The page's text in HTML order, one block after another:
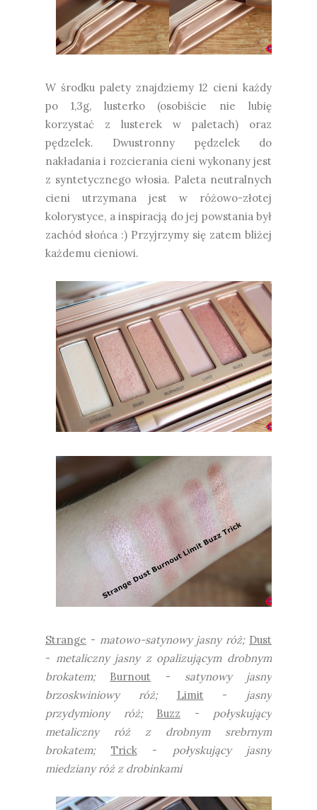
W środku palety znajdziemy 12 cieni każdy
po 1,3g, lusterko (osobiście nie lubię
korzystać z lusterek w paletach) oraz
pędzelek. Dwustronny pędzelek do
nakładania i rozcierania cieni wykonany jest
z syntetycznego włosia. Paleta neutralnych
cieni utrzymana jest w różowo-złotej
kolorystyce, a inspiracją do jej powstania był
zachód słońca :) Przyjrzymy się zatem bliżej
każdemu cieniowi.
Strange - matowo-satynowy jasny róż; Dust
- metaliczny jasny z opalizującym drobnym
brokatem; Burnout - satynowy jasny
brzoskwiniowy róż; Limit- jasny
przydymiony róż; Buzz - połyskujący
metaliczny róż z drobnym srebrnym
brokatem; Trick- połyskujący jasny
miedziany róż z drobinkami